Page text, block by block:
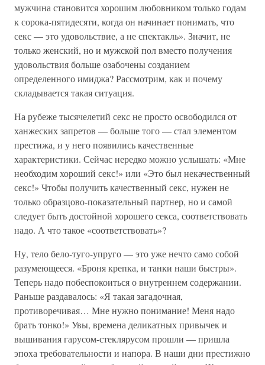
мужчина становится хорошим любовником только годам
к сорока-пятидесяти, когда он начинает понимать, что
секс — это удовольствие, а не спектакль». Значит, не
только женский, но и мужской пол вместо получения
удовольствия больше озабочены созданием
определенного имиджа? Рассмотрим, как и почему
складывается такая ситуация.
На рубеже тысячелетий секс не просто освободился от
ханжеских запретов — больше того — стал элементом
престижа, и у него появились качественные
характеристики. Сейчас нередко можно услышать: «Мне
необходим хороший секс!» или «Это был некачественный
секс!» Чтобы получить качественный секс, нужен не
только образцово-показательный партнер, но и самой
следует быть достойной хорошего секса, соответствовать
надо. А что такое «соответствовать»?
Ну, тело бело-туго-упруго — это уже нечто само собой
разумеющееся. «Броня крепка, и танки наши быстры».
Теперь надо побеспокоиться о внутреннем содержании.
Раньше раздавалось: «Я такая загадочная,
противоречивая… Мне нужно понимание! Меня надо
брать тонко!» Увы, времена деликатных привычек и
вышивания гарусом-стеклярусом прошли — пришла
эпоха требовательности и напора. В наши дни престижно